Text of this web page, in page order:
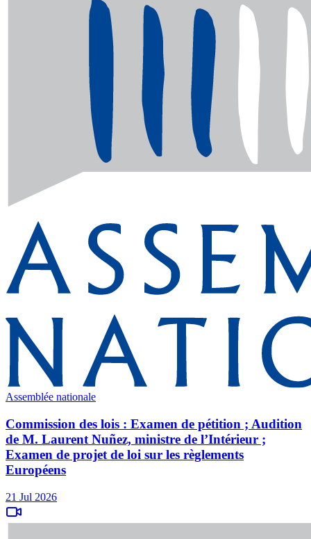
Assemblée nationale
Commission des lois : Examen de pétition ; Audition
de M. Laurent Nuñez, ministre de l’Intérieur ;
Examen de projet de loi sur les règlements
Européens
21 Jul 2026